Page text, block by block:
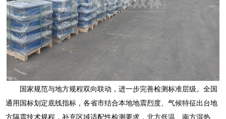
国家规范与地方规程双向联动，进一步完善检测标准层级。全国
通用国标划定底线指标，各省市结合本地地震烈度、气候特征出台地
方隔震技术规程，补充区域适配性检测要求，北方低温、南方湿热、